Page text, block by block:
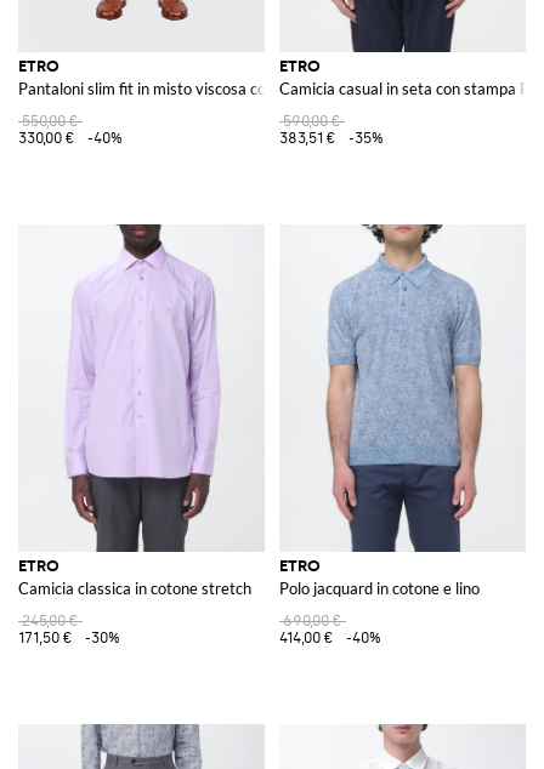
ETRO
Pantaloni slim fit in misto viscosa con coulisse
550,00 €
330,00 €
-40%
ETRO
Camicia casual in seta con stampa
590,00 €
383,51 €
-35%
ETRO
Camicia classica in cotone stretch
245,00 €
171,50 €
-30%
ETRO
Polo jacquard in cotone e lino
690,00 €
414,00 €
-40%